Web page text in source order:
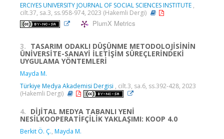
ERCIYES UNIVERSITY JOURNAL OF SOCIAL SCIENCES INSTITUTE ,
cilt.37, sa.3, ss.958-974, 2023 (Hakemli Dergi)
PlumX Metrics
3. TASARIM ODAKLI DÜŞÜNME METODOLOJİSİNİN
ÜNİVERSİTE-SANAYİ İLETİŞİM SÜREÇLERİNDEKİ
UYGULAMA YÖNTEMLERİ
Mayda M.
Türkiye Medya Akademisi Dergisi , cilt.3, sa.6, ss.392-428, 2023
(Hakemli Dergi)
4. DİJİTAL MEDYA TABANLI YENİ
NESİLKOOPERATİFÇİLİK YAKLAŞIMI: KOOP 4.0
Berkit Ö. Ç., Mayda M.